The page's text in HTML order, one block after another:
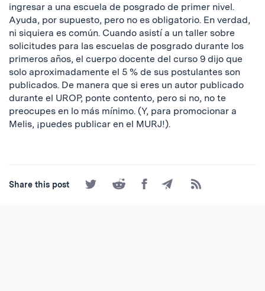
ingresar a una escuela de posgrado de primer nivel.
Ayuda, por supuesto, pero no es obligatorio. En verdad,
ni siquiera es común. Cuando asistí a un taller sobre
solicitudes para las escuelas de posgrado durante los
primeros años, el cuerpo docente del curso 9 dijo que
solo aproximadamente el 5 % de sus postulantes son
publicados. De manera que si eres un autor publicado
durante el UROP, ponte contento, pero si no, no te
preocupes en lo más mínimo. (Y, para promocionar a
Melis, ¡puedes publicar en el MURJ!).
Share this post
Share
on
Share
on
Share
on
Share
by
Subscribe
to